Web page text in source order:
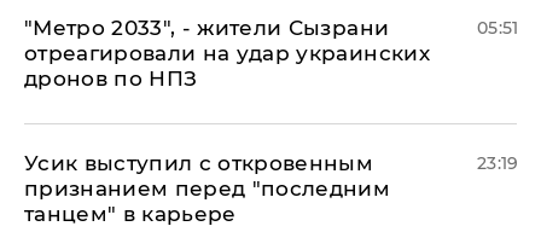
"Метро 2033", - жители Сызрани
отреагировали на удар украинских
дронов по НПЗ
05:51
Усик выступил с откровенным
признанием перед "последним
танцем" в карьере
23:19